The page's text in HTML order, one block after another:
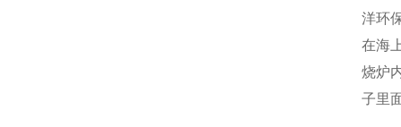
洋环
在海
烧炉
子里